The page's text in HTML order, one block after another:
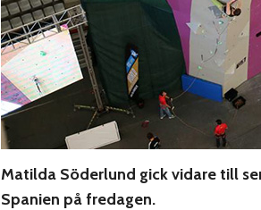
Matilda Söderlund gick vidare till
Spanien på fredagen.